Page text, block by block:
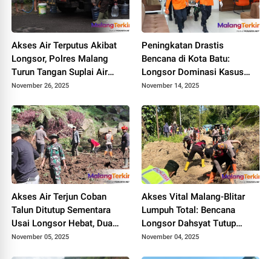
Akses Air Terputus Akibat
Longsor, Polres Malang
Turun Tangan Suplai Air
Bersih di Lawang
November 26, 2025
Peningkatan Drastis
Bencana di Kota Batu:
Longsor Dominasi Kasus
2025, Pemkot Siapkan Apel
November 14, 2025
Akses Air Terjun Coban
Talun Ditutup Sementara
Usai Longsor Hebat, Dua
Warung Tertimbun Material
November 05, 2025
Akses Vital Malang-Blitar
Lumpuh Total: Bencana
Longsor Dahsyat Tutup
Jalan Nasional di Ngantang
November 04, 2025